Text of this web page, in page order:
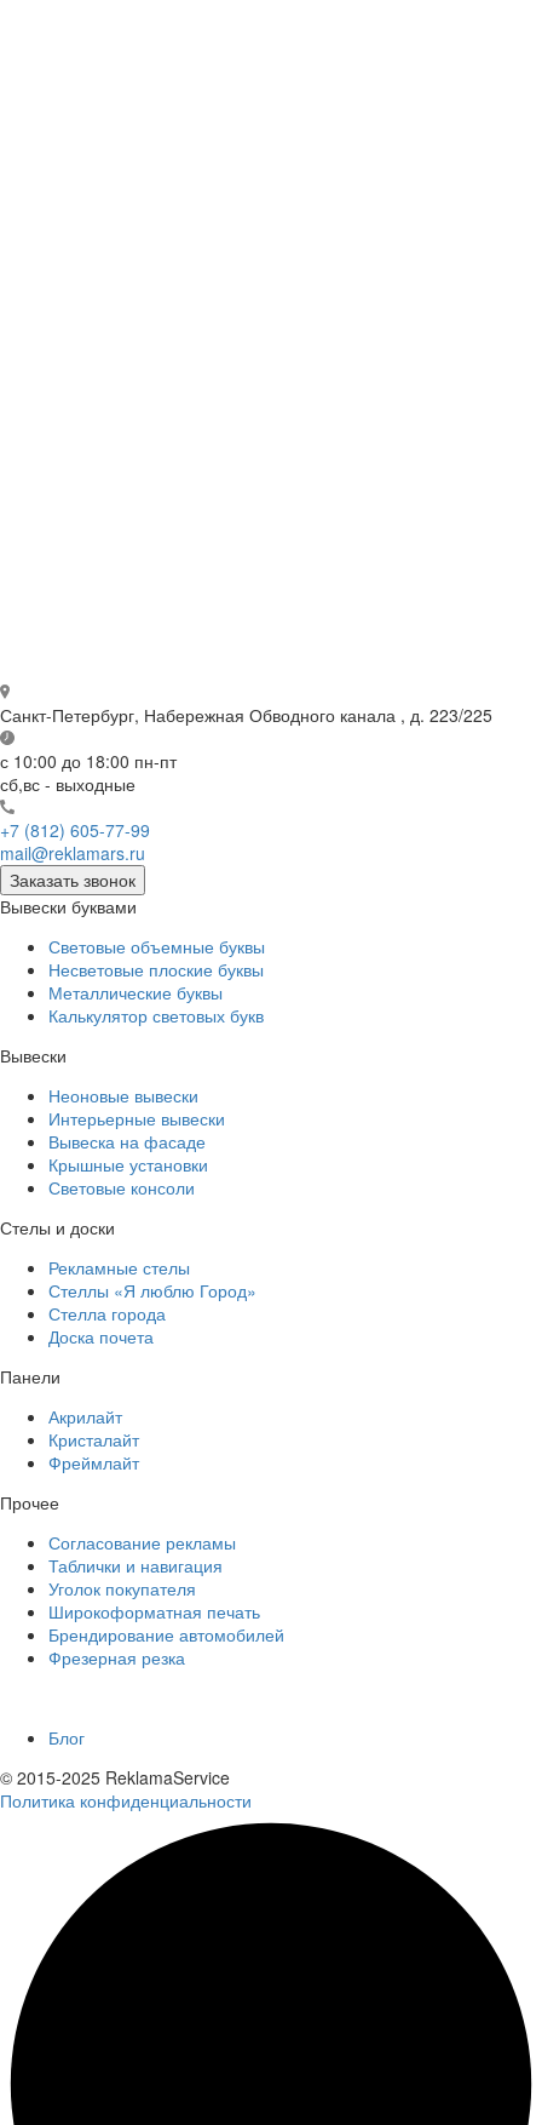
Санкт-Петербург, Набережная Обводного канала , д. 223/225
с 10:00 до 18:00 пн-пт
сб,вс - выходные
+7 (812) 605-77-99
mail@reklamars.ru
Заказать звонок
Вывески буквами
Световые объемные буквы
Несветовые плоские буквы
Металлические буквы
Калькулятор световых букв
Вывески
Неоновые вывески
Интерьерные вывески
Вывеска на фасаде
Крышные установки
Световые консоли
Стелы и доски
Рекламные стелы
Стеллы «Я люблю Город»
Стелла города
Доска почета
Панели
Акрилайт
Кристалайт
Фреймлайт
Прочее
Согласование рекламы
Таблички и навигация
Уголок покупателя
Широкоформатная печать
Брендирование автомобилей
Фрезерная резка
Блог
© 2015-2025 ReklamaService
Политика конфиденциальности